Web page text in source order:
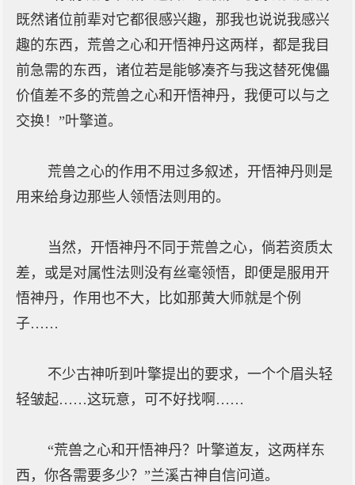
既然诸位前辈对它都很感兴趣，那我也说说我感兴
趣的东西，荒兽之心和开悟神丹这两样，都是我目
前急需的东西，诸位若是能够凑齐与我这替死傀儡
价值差不多的荒兽之心和开悟神丹，我便可以与之
交换！”叶擎道。
荒兽之心的作用不用过多叙述，开悟神丹则是
用来给身边那些人领悟法则用的。
当然，开悟神丹不同于荒兽之心，倘若资质太
差，或是对属性法则没有丝毫领悟，即便是服用开
悟神丹，作用也不大，比如那黄大师就是个例
子……
不少古神听到叶擎提出的要求，一个个眉头轻
轻皱起……这玩意，可不好找啊……
“荒兽之心和开悟神丹？叶擎道友，这两样东
西，你各需要多少？”兰溪古神自信问道。